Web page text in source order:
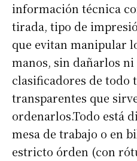
información técnica
tirada, tipo de
que evitan manipular
manos, sin dañarlos
clasificadores de todo
transparentes que
ordenarlos.Todo está
mesa de trabajo o en
estricto órden (con